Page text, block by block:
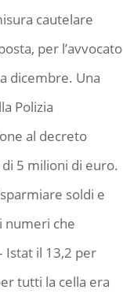
cautelare
per l’avvocato
dicembre. Una
Polizia
al decreto
5 milioni di euro.
soldi e
numeri che
Istat il 13,2 per
tutti la cella era